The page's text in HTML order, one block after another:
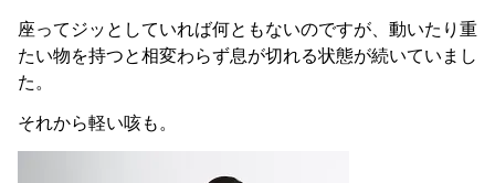
座ってジッとしていれば何ともないのですが、動いたり重
たい物を持つと相変わらず息が切れる状態が続いていまし
た。
それから軽い咳も。